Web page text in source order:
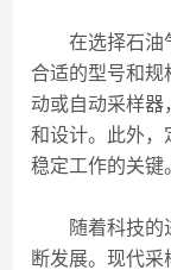
在选择石油气
合适的型号和规
动或自动采样器
和设计。此外，
稳定工作的关键
随着科技的进
断发展。现代